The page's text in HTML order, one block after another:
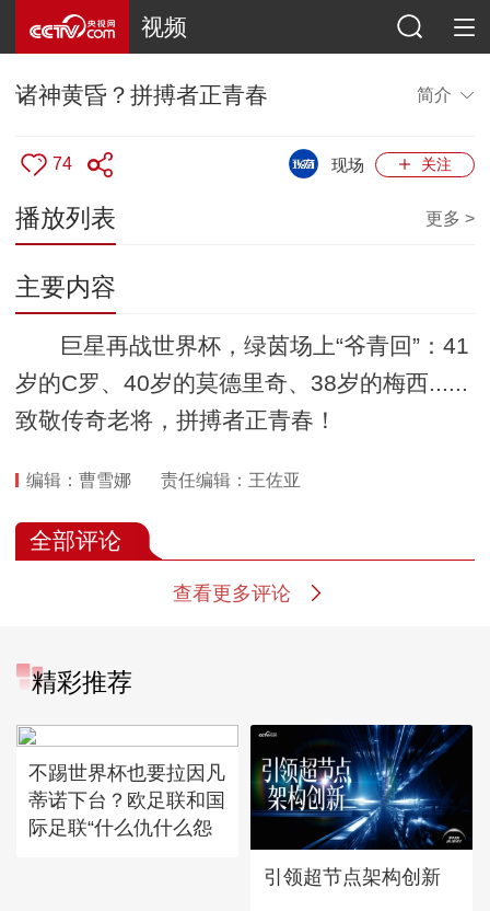
视频
诸神黄昏？拼搏者正青春 简介
74 关注
现场
播放列表 更多 >
主要内容
巨星再战世界杯，绿茵场上“爷青回”：41
岁的C罗、40岁的莫德里奇、38岁的梅西......
致敬传奇老将，拼搏者正青春！
编辑：曹雪娜 责任编辑：王佐亚
全部评论
查看更多评论
精彩推荐
不踢世界杯也要拉因凡
蒂诺下台？欧足联和国
际足联“什么仇什么怨
引领超节点架构创新